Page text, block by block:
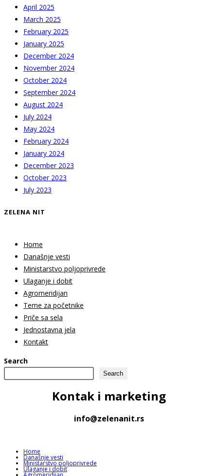
April 2025
March 2025
February 2025
January 2025
December 2024
November 2024
October 2024
September 2024
August 2024
July 2024
May 2024
February 2024
January 2024
December 2023
October 2023
July 2023
ZELENA NIT
Home
Današnje vesti
Ministarstvo poljoprivrede
Ulaganje i dobit
Agromeridijan
Teme za početnike
Priče sa sela
Jednostavna jela
Kontakt
Search
Search
Kontak i marketing
info@zelenanit.rs
Home
Današnje vesti
Ministarstvo poljoprivrede
Ulaganje i dobit